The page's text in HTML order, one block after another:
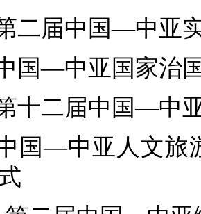
二届中国—中亚
国—中亚国家治
十二届中国—中
国—中亚人文旅